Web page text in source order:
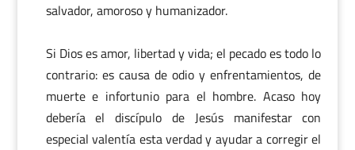
salvador, amoroso y humanizador.
Si Dios es amor, libertad y vida; el pecado es todo lo
contrario: es causa de odio y enfrentamientos, de
muerte e infortunio para el hombre. Acaso hoy
debería el discípulo de Jesús manifestar con
especial valentía esta verdad y ayudar a corregir el